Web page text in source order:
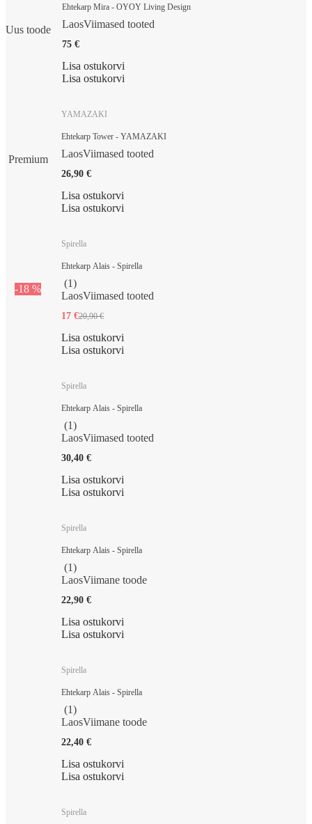
Uus toode
Ehtekarp Mira - OYOY Living Design
LaosViimased tooted
75 €
Lisa ostukorvi
Lisa ostukorvi
Premium
YAMAZAKI
Ehtekarp Tower - YAMAZAKI
LaosViimased tooted
26,90 €
Lisa ostukorvi
Lisa ostukorvi
-18 %
Spirella
Ehtekarp Alais - Spirella
(1)
LaosViimased tooted
17 €20,90 €
Lisa ostukorvi
Lisa ostukorvi
Spirella
Ehtekarp Alais - Spirella
(1)
LaosViimased tooted
30,40 €
Lisa ostukorvi
Lisa ostukorvi
Spirella
Ehtekarp Alais - Spirella
(1)
LaosViimane toode
22,90 €
Lisa ostukorvi
Lisa ostukorvi
Spirella
Ehtekarp Alais - Spirella
(1)
LaosViimane toode
22,40 €
Lisa ostukorvi
Lisa ostukorvi
Spirella